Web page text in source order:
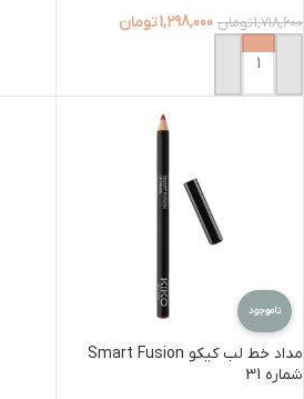
1,718,600تومان 1,298,000تومان
افزودن به سبد خرید
ناموجود
مداد خط لب کیکو Smart Fusion
شماره 31